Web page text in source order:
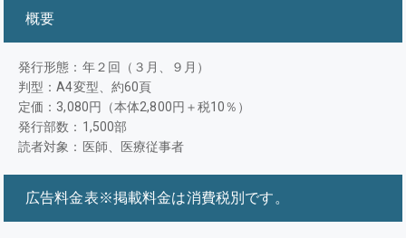
概要
発行形態：年２回（３月、９月）
判型：A4変型、約60頁
定価：3,080円（本体2,800円＋税10％）
発行部数：1,500部
読者対象：医師、医療従事者
広告料金表※掲載料金は消費税別です。